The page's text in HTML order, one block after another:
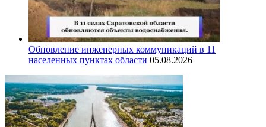
Обновление инженерных коммуникаций в 11
населенных пунктах области 05.08.2026